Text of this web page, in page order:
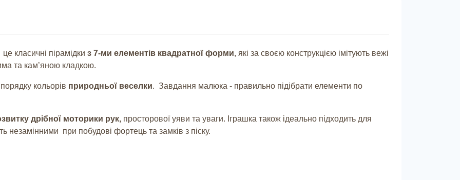
класичні пірамідки з 7-ми елементів квадратної форми, які за своєю конструкцією імітують вежі
та кам’яною кладкою.
кольорів природньої веселки. Завдання малюка - правильно підібрати елементи по
дрібної моторики рук, просторової уяви та уваги. Іграшка також ідеально підходить для
незамінними при побудові фортець та замків з піску.